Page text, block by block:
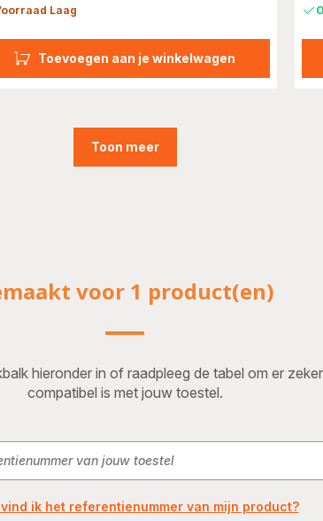
Toevoegen aan je winkelwagen
Laag
Toon meer
voor 1 product(en)
hieronder in of raadpleeg de tabel om er
compatibel is met jouw toestel.
vind ik het referentienummer van mijn product?